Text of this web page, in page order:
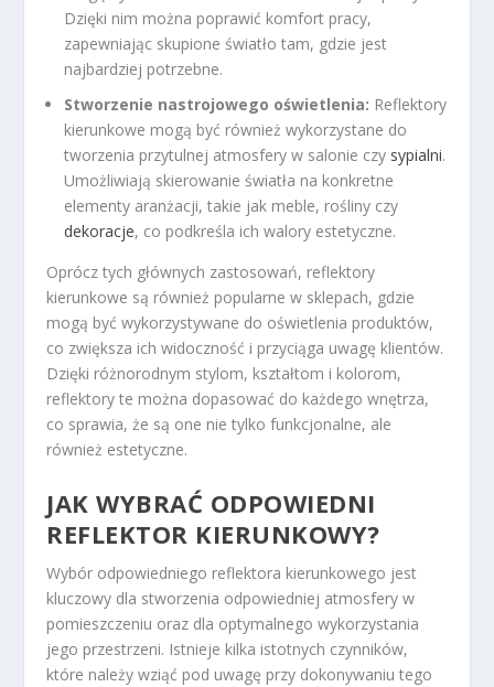
Dzięki nim można poprawić komfort pracy,
zapewniając skupione światło tam, gdzie jest
najbardziej potrzebne.
Stworzenie nastrojowego oświetlenia: Reflektory
kierunkowe mogą być również wykorzystane do
tworzenia przytulnej atmosfery w salonie czy sypialni.
Umożliwiają skierowanie światła na konkretne
elementy aranżacji, takie jak meble, rośliny czy
dekoracje, co podkreśla ich walory estetyczne.
Oprócz tych głównych zastosowań, reflektory
kierunkowe są również popularne w sklepach, gdzie
mogą być wykorzystywane do oświetlenia produktów,
co zwiększa ich widoczność i przyciąga uwagę klientów.
Dzięki różnorodnym stylom, kształtom i kolorom,
reflektory te można dopasować do każdego wnętrza,
co sprawia, że są one nie tylko funkcjonalne, ale
również estetyczne.
JAK WYBRAĆ ODPOWIEDNI
REFLEKTOR KIERUNKOWY?
Wybór odpowiedniego reflektora kierunkowego jest
kluczowy dla stworzenia odpowiedniej atmosfery w
pomieszczeniu oraz dla optymalnego wykorzystania
jego przestrzeni. Istnieje kilka istotnych czynników,
które należy wziąć pod uwagę przy dokonywaniu tego